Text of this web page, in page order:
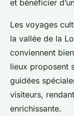
et bénéficier
Les voyages
la vallée de la
conviennent
lieux proposent
guidées
visiteurs,
enrichissante.